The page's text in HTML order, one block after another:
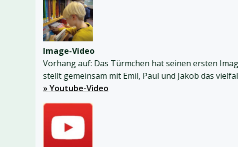
Image-Video
Vorhang auf: Das Türmchen hat seinen ersten
stellt gemeinsam mit Emil, Paul und Jakob das
» Youtube-Video